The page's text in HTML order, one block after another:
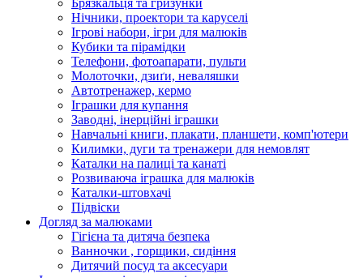
Брязкальця та гризунки
Нічники, проектори та каруселі
Ігрові набори, ігри для малюків
Кубики та пірамідки
Телефони, фотоапарати, пульти
Молоточки, дзиґи, неваляшки
Автотренажер, кермо
Іграшки для купання
Заводні, інерційні іграшки
Навчальні книги, плакати, планшети, комп'ютери
Килимки, дуги та тренажери для немовлят
Каталки на палиці та канаті
Розвиваюча іграшка для малюків
Каталки-штовхачі
Підвіски
Догляд за малюками
Гігієна та дитяча безпека
Ванночки , горщики, сидіння
Дитячий посуд та аксесуари